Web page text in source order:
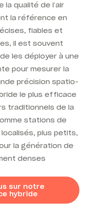
la qualité de l’air
la référence en
fiables et
il est souvent
les déployer à une
pour mesurer la
précision spatio-
le plus efficace
traditionnels de la
stations de
localisés, plus petits,
la génération de
denses
sur notre
hybride